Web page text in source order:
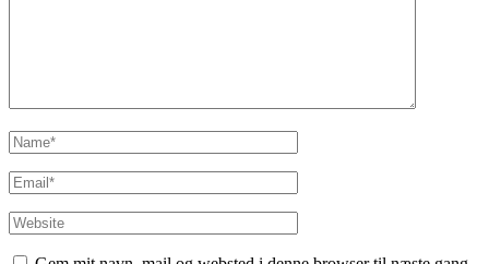
Name*
Email*
Website